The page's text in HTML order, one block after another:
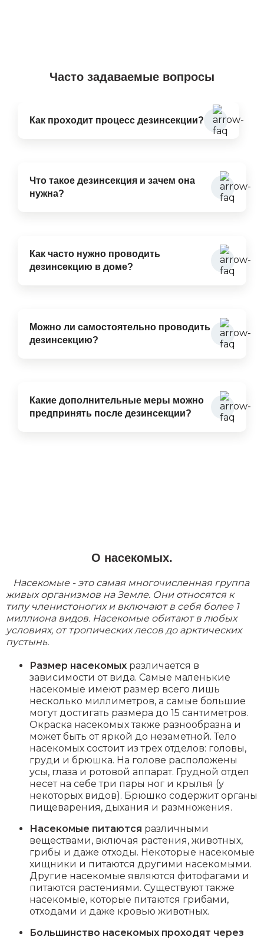
Часто задаваемые вопросы
Как проходит процесс дезинсекции?
Что такое дезинсекция и зачем она
нужна?
Как часто нужно проводить
дезинсекцию в доме?
Можно ли самостоятельно проводить
дезинсекцию?
Какие дополнительные меры можно
предпринять после дезинсекции?
О насекомых.
Насекомые - это самая многочисленная группа
живых организмов на Земле. Они относятся к
типу членистоногих и включают в себя более 1
миллиона видов. Насекомые обитают в любых
условиях, от тропических лесов до арктических
пустынь.
Размер насекомых различается в
зависимости от вида. Самые маленькие
насекомые имеют размер всего лишь
несколько миллиметров, а самые большие
могут достигать размера до 15 сантиметров.
Окраска насекомых также разнообразна и
может быть от яркой до незаметной. Тело
насекомых состоит из трех отделов: головы,
груди и брюшка. На голове расположены
усы, глаза и ротовой аппарат. Грудной отдел
несет на себе три пары ног и крылья (у
некоторых видов). Брюшко содержит органы
пищеварения, дыхания и размножения.
Насекомые питаются различными
веществами, включая растения, животных,
грибы и даже отходы. Некоторые насекомые
хищники и питаются другими насекомыми.
Другие насекомые являются фитофагами и
питаются растениями. Существуют также
насекомые, которые питаются грибами,
отходами и даже кровью животных.
Большинство насекомых проходят через